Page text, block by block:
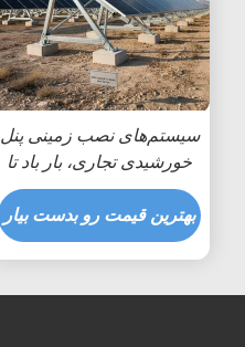
سیستم‌های نصب زمینی پنل
خورشیدی تجاری، بار باد تا
۸۰ متر بر ثانیه، طراحی شده
برای حداکثر مقاومت در
برابر باد و نصب آسان
بهترین قیمت رو بدست بیار